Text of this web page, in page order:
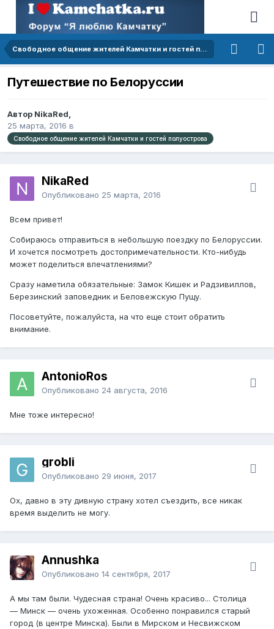
Свободное общение жителей Камчатки и гостей полуострова
Путешествие по Белоруссии
Автор NikaRed,
25 марта, 2016 в
Свободное общение жителей Камчатки и гостей полуострова
NikaRed
Опубликовано 25 марта, 2016
Всем привет!
Собираюсь отправиться в небольшую поездку по Белоруссии.
И хочется посмотреть достопримечательности. Кто-нибудь
может поделиться впечатлениями?
Сразу наметила обязательные: Замок Кишек и Радзивиллов,
Березинский заповедник и Беловежскую Пущу.
Посоветуйте, пожалуйста, на что еще стоит обратить
внимание.
AntonioRos
Опубликовано 24 августа, 2016
Мне тоже интересно!
grobli
Опубликовано 29 июня, 2017
Ох, давно в эту дивную страну хотел съездить, все никак
время выделить не могу.
Annushka
Опубликовано 14 сентября, 2017
А мы там были. Чудесная страна! Очень красиво... Столица
— Минск — очень ухоженная. Особенно понравился старый
город (в центре Минска). Были в Мирском и Несвижском